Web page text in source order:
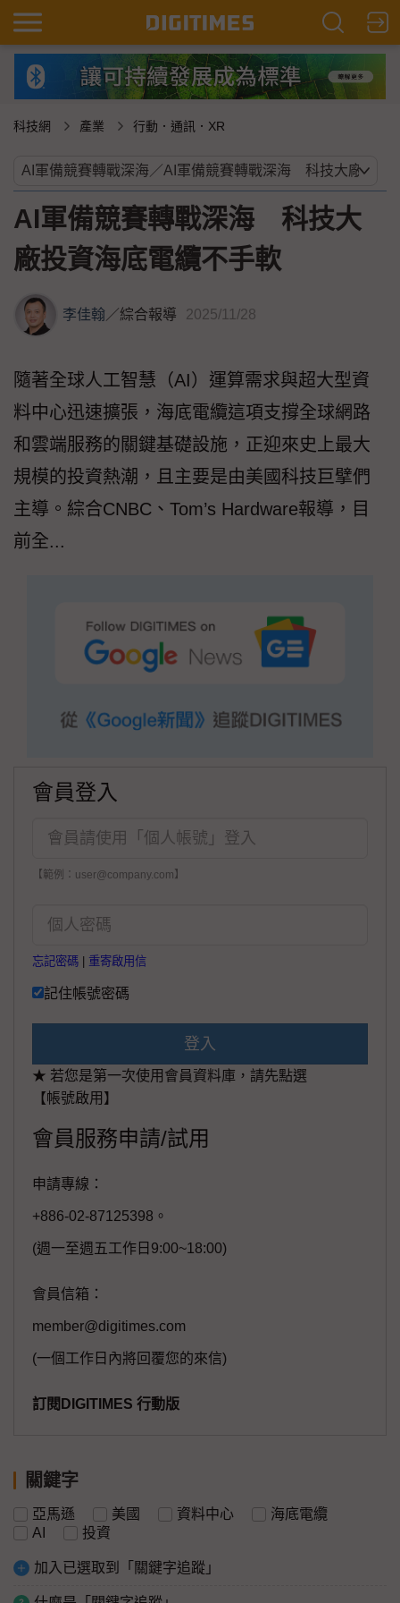
科技網 產業 行動．通訊．XR
AI軍備競賽轉戰深海 科技大
廠投資海底電纜不手軟
李佳翰／綜合報導 2025/11/28
隨著全球人工智慧（AI）運算需求與超大型資
料中心迅速擴張，海底電纜這項支撐全球網路
和雲端服務的關鍵基礎設施，正迎來史上最大
規模的投資熱潮，且主要是由美國科技巨擘們
主導。綜合CNBC、Tom’s Hardware報導，目
前全...
會員登入
【範例：user@company.com】
忘記密碼 重寄啟用信
記住帳號密碼
登入
★ 若您是第一次使用會員資料庫，請先點選
【帳號啟用】
會員服務申請/試用
申請專線：
+886-02-87125398。
(週一至週五工作日9:00~18:00)
會員信箱：
member@digitimes.com
(一個工作日內將回覆您的來信)
訂閱DIGITIMES 行動版
關鍵字
亞馬遜 美國 資料中心
海底電纜
AI
投資
加入已選取到「關鍵字追蹤」